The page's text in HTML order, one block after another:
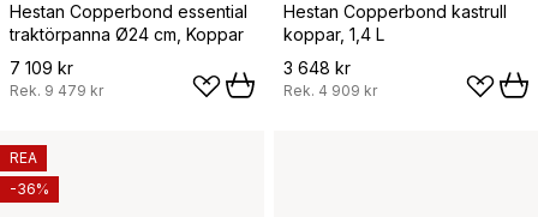
Hestan Copperbond essential
traktörpanna Ø24 cm, Koppar
7 109 kr
Rek. 9 479 kr
Hestan Copperbond kastrull
koppar, 1,4 L
3 648 kr
Rek. 4 909 kr
REA
-36%